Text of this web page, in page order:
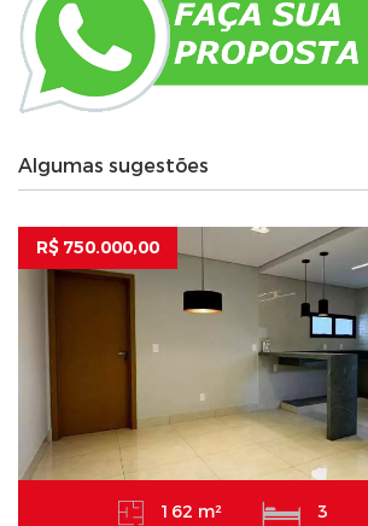
Algumas sugestões
R$ 750.000,00
162 m² 3